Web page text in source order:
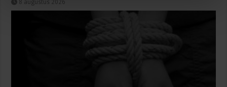
8 augustus 2026